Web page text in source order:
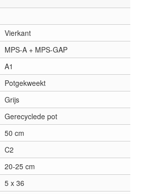
Vierkant
MPS-A + MPS-GAP
A1
Potgekweekt
Grijs
Gerecyclede pot
50 cm
C2
20-25 cm
5 x 36